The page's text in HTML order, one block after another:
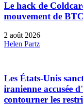
Le hack de
mouvement de
2 août 2026
Helen Partz
Les États-Unis
iranienne accusée
contourner les